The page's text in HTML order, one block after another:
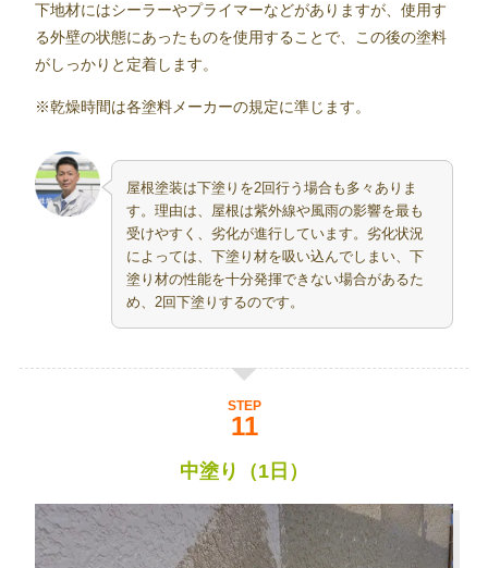
下地材にはシーラーやプライマーなどがありますが、使用す
る外壁の状態にあったものを使用することで、この後の塗料
がしっかりと定着します。
※乾燥時間は各塗料メーカーの規定に準じます。
屋根塗装は下塗りを2回行う場合も多々ありま
す。理由は、屋根は紫外線や風雨の影響を最も
受けやすく、劣化が進行しています。劣化状況
によっては、下塗り材を吸い込んでしまい、下
塗り材の性能を十分発揮できない場合があるた
め、2回下塗りするのです。
STEP
中塗り（1日）